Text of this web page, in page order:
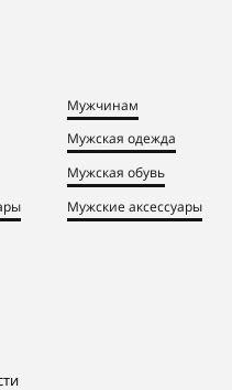
Мужчинам
Мужская одежда
Мужская обувь
Мужские аксессуары